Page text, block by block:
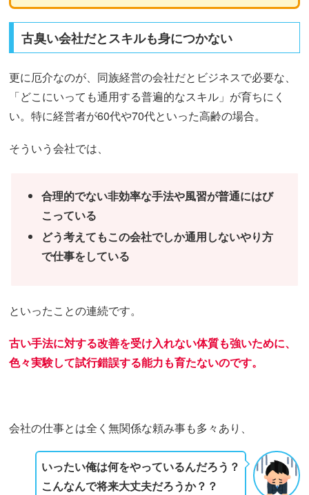
古臭い会社だとスキルも身につかない
更に厄介なのが、同族経営の会社だとビジネスで必要な、
「どこにいっても通用する普遍的なスキル」が育ちにく
い。特に経営者が60代や70代といった高齢の場合。
そういう会社では、
合理的でない非効率な手法や風習が普通にはび
こっている
どう考えてもこの会社でしか通用しないやり方
で仕事をしている
といったことの連続です。
古い手法に対する改善を受け入れない体質も強いために、
色々実験して試行錯誤する能力も育たないのです。
会社の仕事とは全く無関係な頼み事も多々あり、
いったい俺は何をやっているんだろう？
こんなんで将来大丈夫だろうか？？